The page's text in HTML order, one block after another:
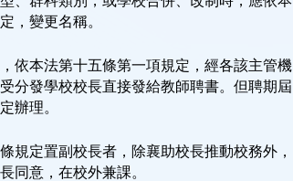
，變更名稱。
依本法第十五條第一項規定，經各該主管機
分發學校校長直接發給教師聘書。但聘期屆
辦理。
規定置副校長者，除襄助校長推動校務外，
同意，在校外兼課。